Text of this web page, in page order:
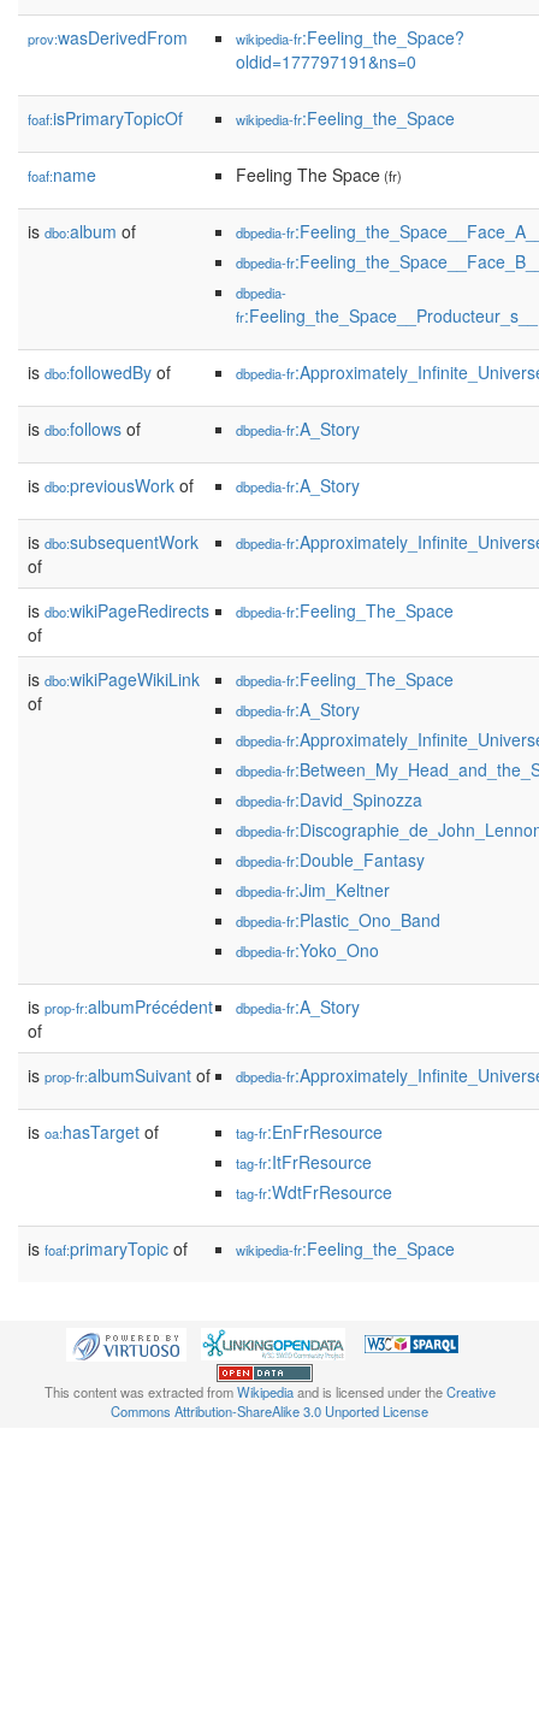
prov:wasDerivedFrom wikipedia-fr:Feeling_the_Space?
oldid=177797191&ns=0
foaf:isPrimaryTopicOf wikipedia-fr:Feeling_the_Space
foaf:name Feeling The Space(fr)
is dbo:album of dbpedia-fr
dbpedia-fr
dbpedia-
fr
is dbo:followedBy of dbpedia-fr
is dbo:follows of dbpedia-fr:A_Story
is dbo:previousWork of dbpedia-fr:A_Story
is dbo:subsequentWork
of
dbpedia-fr
is dbo:wikiPageRedirects
of
dbpedia-fr:Feeling_The_Space
is dbo:wikiPageWikiLink
of
dbpedia-fr:Feeling_The_Space
dbpedia-fr:A_Story
dbpedia-fr
dbpedia-fr
dbpedia-fr:David_Spinozza
dbpedia-fr
dbpedia-fr:Double_Fantasy
dbpedia-fr:Jim_Keltner
dbpedia-fr:Plastic_Ono_Band
dbpedia-fr:Yoko_Ono
is prop-fr:albumPrécédent
of
dbpedia-fr:A_Story
is prop-fr:albumSuivant of dbpedia-fr
is oa:hasTarget of tag-fr:EnFrResource
tag-fr:ItFrResource
tag-fr:WdtFrResource
is foaf:primaryTopic of wikipedia-fr:Feeling_the_Space
This content was extracted fromWikipediaand is licensed under theCreative
Commons Attribution-ShareAlike 3.0 Unported License